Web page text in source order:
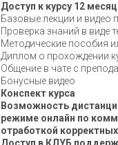
Доступ к курсу 12
Базовые лекции и видео
Проверка знаний в виде
Методические пособия
Диплом о прохождении
Общение в чате с
Бонусные видео
Конспект курса
Возможность
режиме онлайн по
отработкой